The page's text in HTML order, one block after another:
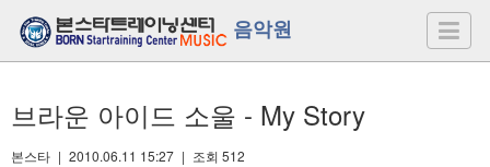
음악원
브라운 아이드 소울 - My Story
본스타 | 2010.06.11 15:27 | 조회 512